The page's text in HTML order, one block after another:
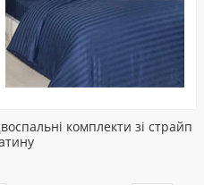
комплекти зі страйп